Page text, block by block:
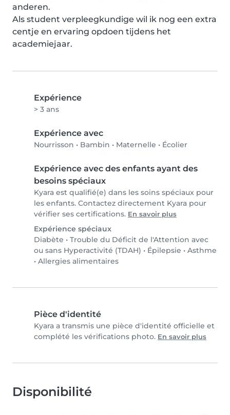
anderen.
Als student verpleegkundige wil ik nog een extra
centje en ervaring opdoen tijdens het
academiejaar.
Expérience
> 3 ans
Expérience avec
Nourrisson • Bambin • Maternelle • Écolier
Expérience avec des enfants ayant des
besoins spéciaux
Kyara est qualifié(e) dans les soins spéciaux pour
les enfants. Contactez directement Kyara pour
vérifier ses certifications. En savoir plus
Expérience spéciaux
Diabète • Trouble du Déficit de l'Attention avec
ou sans Hyperactivité (TDAH) • Épilepsie • Asthme
• Allergies alimentaires
Pièce d'identité
Kyara a transmis une pièce d'identité officielle et
complété les vérifications photo. En savoir plus
Disponibilité